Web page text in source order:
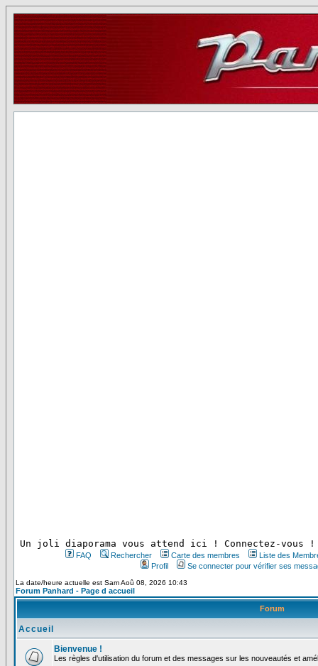
Un joli diaporama vous attend ici ! Connectez-vous !
FAQ Rechercher Carte des membres
Liste des
Profil
Se connecter pour vérifier ses
La date/heure actuelle est Sam Aoû 08, 2026 10:43
Forum Panhard - Page d accueil
Forum
Accueil
Bienvenue !
Les règles d'utilisation du forum et des messages sur les nouveautés et